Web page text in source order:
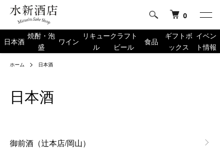
0
日本酒
焼酎・泡
盛
ワイン
リキュー
ル
クラフト
ビール
食品
ギフトボ
ックス
イベン
ト情報
ホーム 日本酒
日本酒
御前酒（辻本店/岡山）